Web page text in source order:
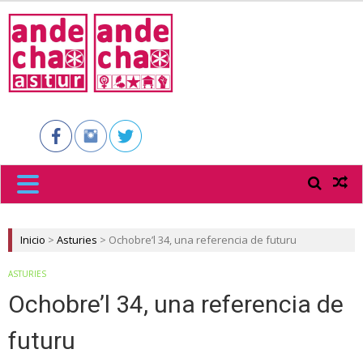
ASTUR
Inicio > Asturies > Ochobre’l 34, una referencia de futuru
ASTURIES
Ochobre’l 34, una referencia de
futuru